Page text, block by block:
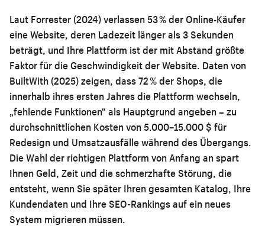
Laut Forrester (2024) verlassen 53 % der Online-Käufer
eine Website, deren Ladezeit länger als 3 Sekunden
beträgt, und Ihre Plattform ist der mit Abstand größte
Faktor für die Geschwindigkeit der Website. Daten von
BuiltWith (2025) zeigen, dass 72 % der Shops, die
innerhalb ihres ersten Jahres die Plattform wechseln,
„fehlende Funktionen“ als Hauptgrund angeben – zu
durchschnittlichen Kosten von 5.000–15.000 $ für
Redesign und Umsatzausfälle während des Übergangs.
Die Wahl der richtigen Plattform von Anfang an spart
Ihnen Geld, Zeit und die schmerzhafte Störung, die
entsteht, wenn Sie später Ihren gesamten Katalog, Ihre
Kundendaten und Ihre SEO-Rankings auf ein neues
System migrieren müssen.